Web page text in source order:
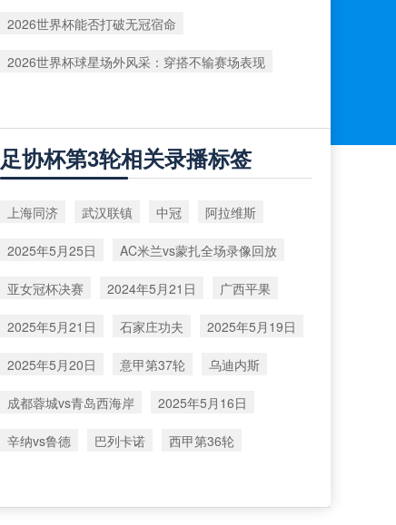
2026世界杯能否打破无冠宿命
2026世界杯球星场外风采：穿搭不输赛场表现
足协杯第3轮相关录播标签
上海同济 武汉联镇 中冠 阿拉维斯
2025年5月25日 AC米兰vs蒙扎全场录像回放
亚女冠杯决赛 2024年5月21日 广西平果
2025年5月21日 石家庄功夫 2025年5月19日
2025年5月20日 意甲第37轮 乌迪内斯
成都蓉城vs青岛西海岸 2025年5月16日
辛纳vs鲁德 巴列卡诺 西甲第36轮